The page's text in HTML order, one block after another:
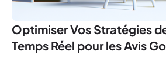
Optimiser Vos Stratégies
Temps Réel pour les Avis